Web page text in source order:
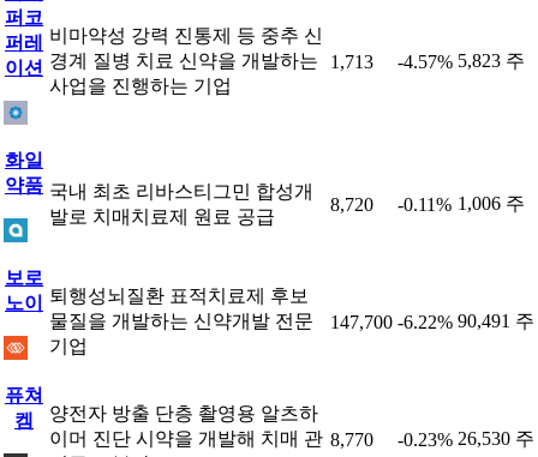
퍼코
퍼레
이션
비마약성 강력 진통제 등 중추 신
경계 질병 치료 신약을 개발하는
사업을 진행하는 기업
1,713 -4.57% 5,823 주
화일
약품 국내 최초 리바스티그민 합성개
발로 치매치료제 원료 공급
8,720 -0.11% 1,006 주
보로
노이
퇴행성뇌질환 표적치료제 후보
물질을 개발하는 신약개발 전문
기업
147,700 -6.22% 90,491 주
퓨쳐
켐
양전자 방출 단층 촬영용 알츠하
이머 진단 시약을 개발해 치매 관 8,770 -0.23% 26,530 주